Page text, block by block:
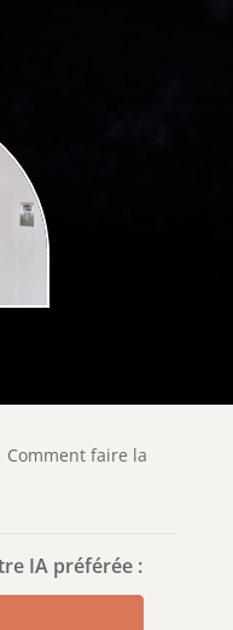
Comment faire la
IA préférée :